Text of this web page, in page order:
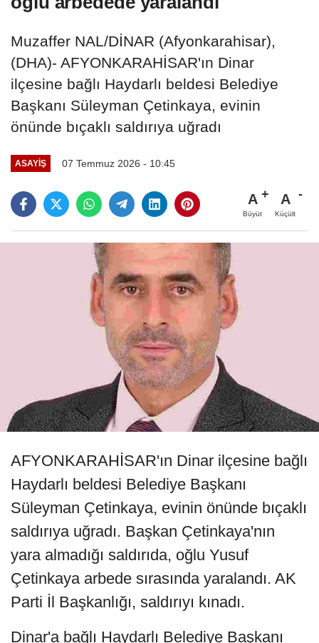
Muzaffer NAL/DİNAR (Afyonkarahisar),
(DHA)- AFYONKARAHİSAR'ın Dinar
ilçesine bağlı Haydarlı beldesi Belediye
Başkanı Süleyman Çetinkaya, evinin
önünde bıçaklı saldırıya uğradı
ASAYIŞ 07 Temmuz 2026 - 10:45
A
Büyüt
A
Küçült
AFYONKARAHİSAR'ın Dinar ilçesine bağlı
Haydarlı beldesi Belediye Başkanı
Süleyman Çetinkaya, evinin önünde bıçaklı
saldırıya uğradı. Başkan Çetinkaya'nın
yara almadığı saldırıda, oğlu Yusuf
Çetinkaya arbede sırasında yaralandı. AK
Parti İl Başkanlığı, saldırıyı kınadı.
Dinar'a bağlı Haydarlı Belediye Başkanı